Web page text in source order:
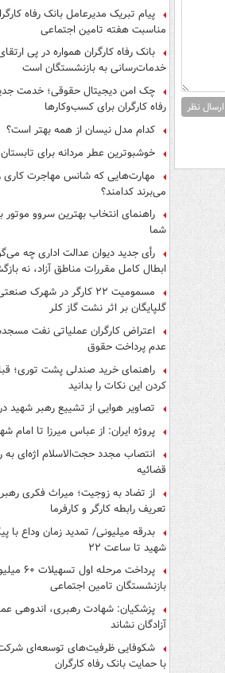
ارسال نظر
پیام تبریک مدیرعامل بانک رفاه
مناسبت هفته تامین اجتماعی
بانک رفاه کارگران همواره در پی
خدمات‌رسانی به بازنشستگان است
چک امن دیجیتال حقوقی؛ خدمت
رفاه کارگران برای کسب‌وکارها
کدام مدل نیسان از همه بهتر است؟
خوشبوترین عطر مردانه برای تابستان
مهارت‌هایی که شانس مهاجرت کاری
می‌برند کدامند؟
راهنمای انتخاب بهترین سروو موتور
شما
رأی جدید دیوان عدالت اداری چه
ابطال کامل مقررات مناطق آزاد، نه
مسمومیت ۲۲ کارگر در شهرک
گلپایگان بر اثر نشت گاز کلر
اعتراض کارگران عملیاتی نفت
عدم پرداخت حقوق
راهنمای خرید صندلی پشت توری؛
کردن این نکات را بدانید
تصاویر هوایی از تشییع رهبر شهید
پروژه ایران: از عباس میرزا تا امام
انتصاب مجدد حجت‌الاسلام اژه‌ای به
قضائیه
از تضاد به زوجیت؛ میراث فکری
تعریف رابطه کارگر و کارفرما
بدرقه میلیونی/ تمدید زمان وداع با
شهید تا ساعت ۲۲
پرداخت
بازنشستگان تامین اجتماعی
پزشکیان: شهادت رهبری، اندوهی
آزادگان نشاند
شکوفایی ظرفیت‌های توسعه‌ای
با حمایت‌ بانک رفاه کارگران